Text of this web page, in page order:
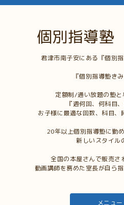
個別指導
君津市南子安にある『個別
『個別指導塾き
定額制/通い放題の塾と
『週何回、何科目
お子様に最適な回数、科目、
20年以上個別指導塾に勤
新しいスタイル
全国の本屋さんで販売さ
動画講師を務めた室長が自ら
メニュー